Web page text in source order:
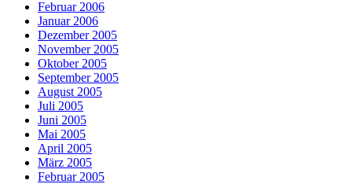
Februar 2006
Januar 2006
Dezember 2005
November 2005
Oktober 2005
September 2005
August 2005
Juli 2005
Juni 2005
Mai 2005
April 2005
März 2005
Februar 2005